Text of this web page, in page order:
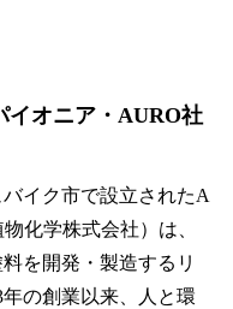
イオニア・AURO社
イク市で設立されたA
化学株式会社）は、
を開発・製造するリ
の創業以来、人と環